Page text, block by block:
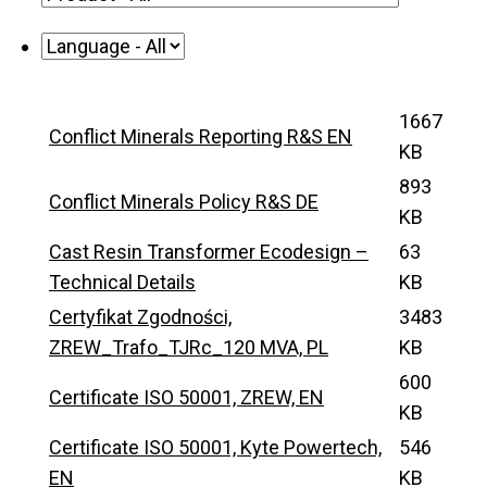
Conflict Minerals Reporting R&S EN
1667
KB
Conflict Minerals Policy R&S DE
893
KB
Cast Resin Transformer Ecodesign –
Technical Details
63
KB
Certyfikat Zgodności,
ZREW_Trafo_TJRc_120 MVA, PL
3483
KB
Certificate ISO 50001, ZREW, EN
600
KB
Certificate ISO 50001, Kyte Powertech,
EN
546
KB